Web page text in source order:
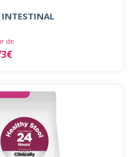
INTESTINAL
de